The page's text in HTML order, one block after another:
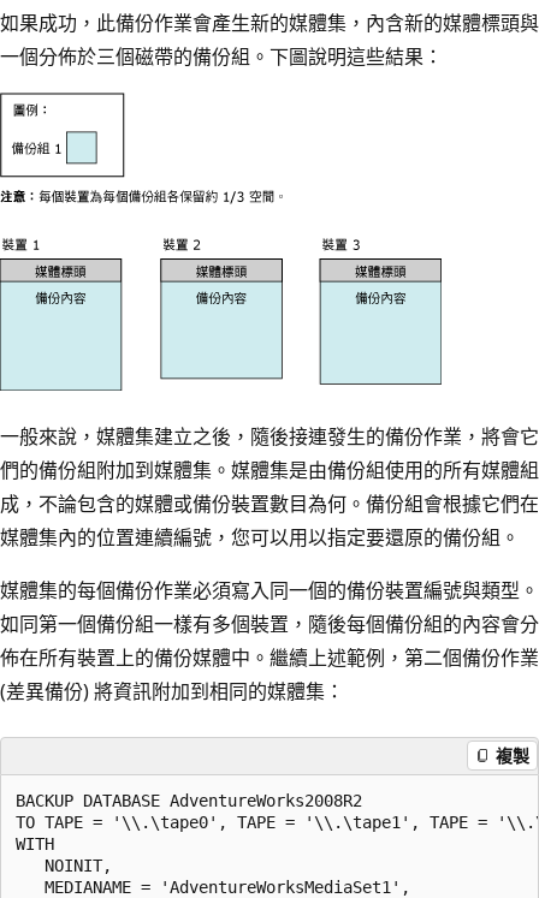
如果成功，此備份作業會產生新的媒體集，內含新的媒體標頭與
一個分佈於三個磁帶的備份組。下圖說明這些結果：
一般來說，媒體集建立之後，隨後接連發生的備份作業，將會它
們的備份組附加到媒體集。媒體集是由備份組使用的所有媒體組
成，不論包含的媒體或備份裝置數目為何。備份組會根據它們在
媒體集內的位置連續編號，您可以用以指定要還原的備份組。
媒體集的每個備份作業必須寫入同一個的備份裝置編號與類型。
如同第一個備份組一樣有多個裝置，隨後每個備份組的內容會分
佈在所有裝置上的備份媒體中。繼續上述範例，第二個備份作業
(差異備份) 將資訊附加到相同的媒體集：
複製
BACKUP DATABASE AdventureWorks2008R2
TO TAPE = '\\.\tape0', TAPE = '\\.\tape1', TAPE =
WITH
   NOINIT,
   MEDIANAME = 'AdventureWorksMediaSet1',